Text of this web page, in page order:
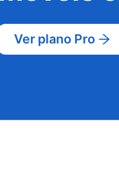
Ver plano Pro